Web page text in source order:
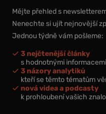
Mějte přehled s
Nenechte si ujít nejnovější
Jednou týdně vám pošleme:
3 nejčtenější články
s hodnotnými
3 názory analytiků
kteří se těmto tématům
nová videa a podcasty
k prohloubení vašich